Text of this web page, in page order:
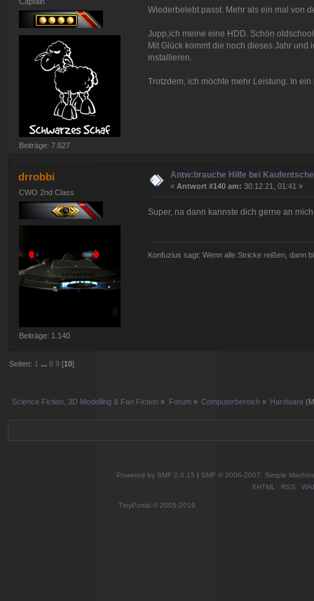
Beiträge: 7.627
Wiederbelebt passt. Mehr als ein mal von
Jupp,ich meine eine HDD. Schön
Mit Glück kommt die noch dieses Jahr
installieren.
Trotzdem, ich möchte mehr Leistung. In
drrobbi
CWO 2nd Class
Beiträge: 1.140
Antw:brauche Hilfe bei
« Antwort #140 am: 30.12.21, 01:41 »
Super, na dann kannste dich gerne an
Konfuzius sagt: Wenn alle Stricke reißen, dann
Seiten: 1 ...8 9 [10]
Science Fiction, 3D Modelling & Fan Fiction » Forum» Computerbereich » Hardware
Powered by SMF 2.0.15
SMF © 2006-2007, Simple
XHTML
RSS
TinyPortal © 2005-2019